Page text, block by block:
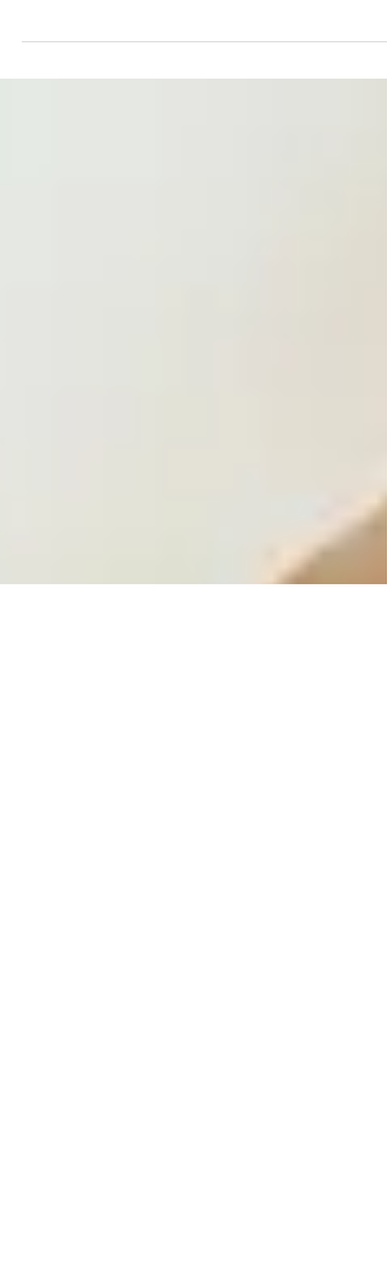
rentrée de septembre, avant un retour précipité
aux affaires courantes ?